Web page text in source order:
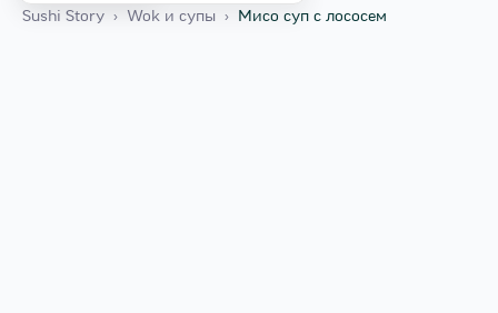
Sushi Story › Wok и супы › Мисо суп с лососем